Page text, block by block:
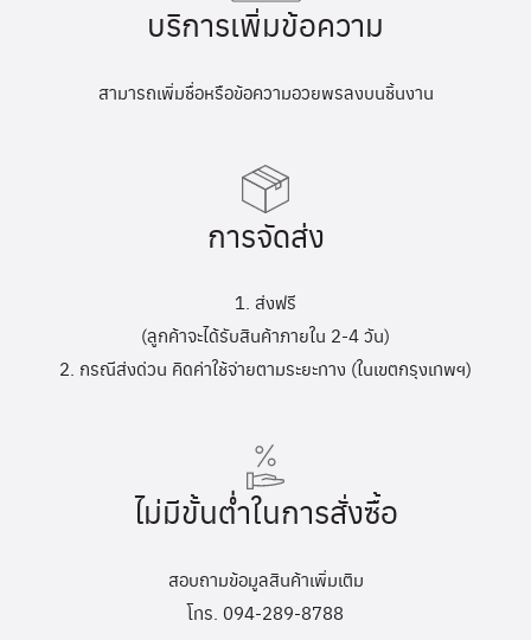
บริการเพิ่มข้อความ
สามารถเพิ่มชื่อหรือข้อความอวยพรลงบนชิ้นงาน
การจัดส่ง
1. ส่งฟรี
(ลูกค้าจะได้รับสินค้าภายใน 2-4 วัน)
2. กรณีส่งด่วน คิดค่าใช้จ่ายตามระยะทาง (ในเขตกรุงเทพฯ)
ไม่มีขั้นต่ำในการสั่งซื้อ
สอบถามข้อมูลสินค้าเพิ่มเติม
โทร. 094-289-8788